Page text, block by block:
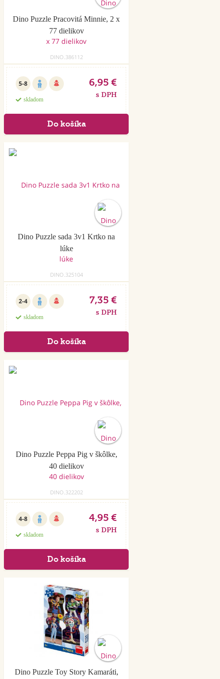
Dino Puzzle Pracovitá Minnie, 2 x
77 dielikov
DINO.386112
5-8
skladom
6,95 €
s DPH
Dino Puzzle sada 3v1 Krtko na
lúke
DINO.325104
2-4
skladom
7,35 €
s DPH
Dino Puzzle Peppa Pig v škôlke,
40 dielikov
DINO.322202
4-8
skladom
4,95 €
s DPH
Dino Puzzle Toy Story Kamaráti,